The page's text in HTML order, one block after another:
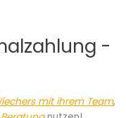
-
mit ihrem Team,